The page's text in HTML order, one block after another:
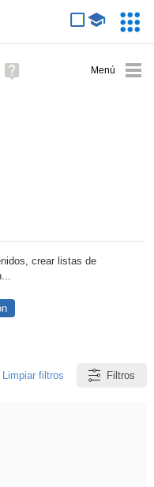
avanzada
Ayuda
(en
crear listas de
Limpiar filtros Filtros